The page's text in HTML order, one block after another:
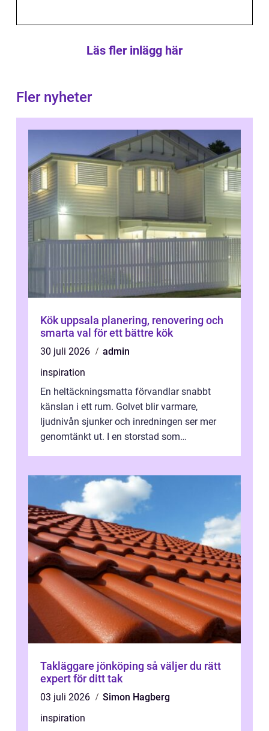
Läs fler inlägg här
Fler nyheter
Kök uppsala planering, renovering och
smarta val för ett bättre kök
30 juli 2026
admin
inspiration
En heltäckningsmatta förvandlar snabbt
känslan i ett rum. Golvet blir varmare,
ljudnivån sjunker och inredningen ser mer
genomtänkt ut. I en storstad som
Takläggare jönköping så väljer du rätt
expert för ditt tak
03 juli 2026
Simon Hagberg
inspiration